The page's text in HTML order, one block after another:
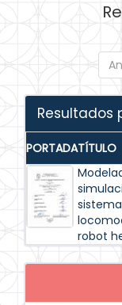
Resultados
PORTADATÍTULO
robot